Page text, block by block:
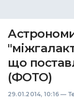
що
(ФОТО)
29.01.2014, 10:16 —